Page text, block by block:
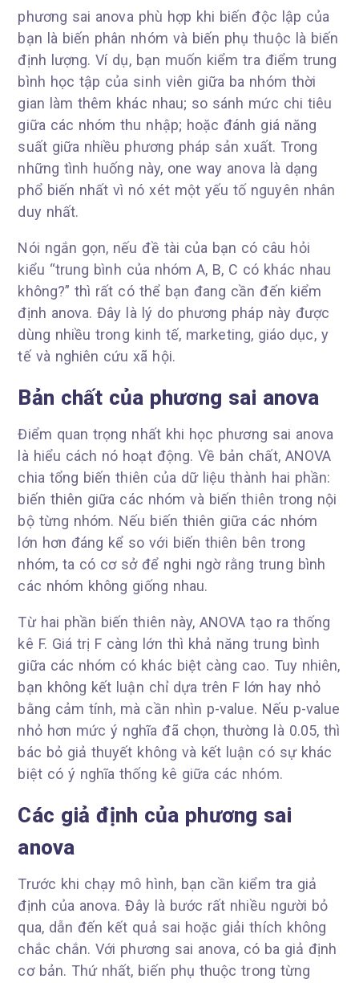
phương sai anova phù hợp khi biến độc lập của
bạn là biến phân nhóm và biến phụ thuộc là biến
định lượng. Ví dụ, bạn muốn kiểm tra điểm trung
bình học tập của sinh viên giữa ba nhóm thời
gian làm thêm khác nhau; so sánh mức chi tiêu
giữa các nhóm thu nhập; hoặc đánh giá năng
suất giữa nhiều phương pháp sản xuất. Trong
những tình huống này, one way anova là dạng
phổ biến nhất vì nó xét một yếu tố nguyên nhân
duy nhất.
Nói ngắn gọn, nếu đề tài của bạn có câu hỏi
kiểu “trung bình của nhóm A, B, C có khác nhau
không?” thì rất có thể bạn đang cần đến kiểm
định anova. Đây là lý do phương pháp này được
dùng nhiều trong kinh tế, marketing, giáo dục, y
tế và nghiên cứu xã hội.
Bản chất của phương sai anova
Điểm quan trọng nhất khi học phương sai anova
là hiểu cách nó hoạt động. Về bản chất, ANOVA
chia tổng biến thiên của dữ liệu thành hai phần:
biến thiên giữa các nhóm và biến thiên trong nội
bộ từng nhóm. Nếu biến thiên giữa các nhóm
lớn hơn đáng kể so với biến thiên bên trong
nhóm, ta có cơ sở để nghi ngờ rằng trung bình
các nhóm không giống nhau.
Từ hai phần biến thiên này, ANOVA tạo ra thống
kê F. Giá trị F càng lớn thì khả năng trung bình
giữa các nhóm có khác biệt càng cao. Tuy nhiên,
bạn không kết luận chỉ dựa trên F lớn hay nhỏ
bằng cảm tính, mà cần nhìn p-value. Nếu p-value
nhỏ hơn mức ý nghĩa đã chọn, thường là 0.05, thì
bác bỏ giả thuyết không và kết luận có sự khác
biệt có ý nghĩa thống kê giữa các nhóm.
Các giả định của phương sai
anova
Trước khi chạy mô hình, bạn cần kiểm tra giả
định của anova. Đây là bước rất nhiều người bỏ
qua, dẫn đến kết quả sai hoặc giải thích không
chắc chắn. Với phương sai anova, có ba giả định
cơ bản. Thứ nhất, biến phụ thuộc trong từng